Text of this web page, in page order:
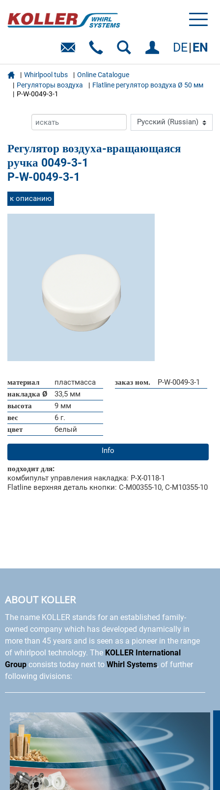
DE EN
 Whirlpool tubs
Online Catalogue
Регуляторы воздуха
Flatline регулятор воздуха Ø 50 мм
P-W-0049-3-1
Регулятор воздуха-вращающаяся
ручка 0049-3-1
P-W-0049-3-1
к описанию
материал
пластмасса
накладка Ø
33,5 мм
высота
9 мм
вес
6 г.
цвет
белый
заказ ном. P-W-0049-3-1
Info
подходит для:
комбипульт управления накладка: P-X-0118-1
Flatline верхняя деталь кнопки: C-M00355-10, C-M10355-10
ABOUT KOLLER
The name KOLLER stands for an established family-
owned company which has developed dynamically in
more than 45 years and is seen as a pioneer in the range
of whirlpool technology. The KOLLER International
Group consists today next to Whirl Systems, of further
following divisions: